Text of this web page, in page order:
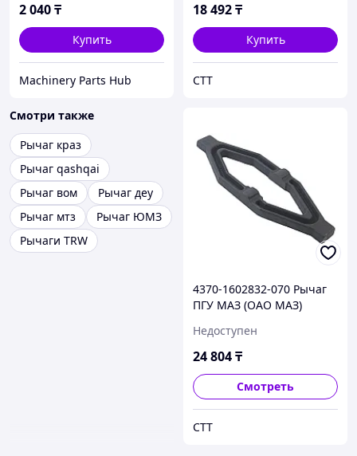
2 040₸
Купить
Machinery Parts Hub
18 492₸
Купить
СТТ
Смотри также
Рычаг краз
Рычаг qashqai
Рычаг вом
Рычаг деу
Рычаг мтз
Рычаг ЮМЗ
Рычаги TRW
4370-1602832-070 Рычаг
ПГУ МАЗ (ОАО МАЗ)
Недоступен
24 804₸
Смотреть
СТТ